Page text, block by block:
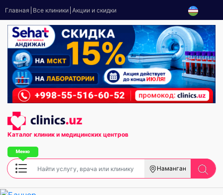
Главная Все клиники Акции и скидки
Каталог клиник и медицинских центров
Наманган